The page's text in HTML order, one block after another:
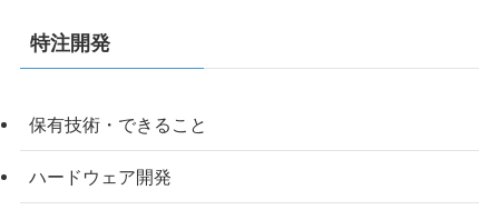
特注開発
保有技術・できること
ハードウェア開発